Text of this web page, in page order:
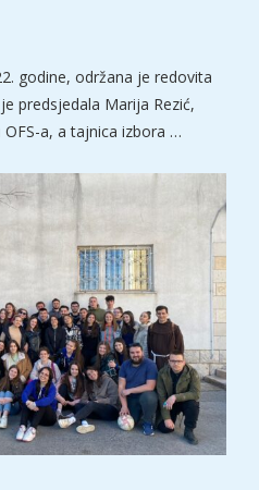
godine, održana je redovita
predsjedala Marija Rezić,
a, a tajnica izbora …